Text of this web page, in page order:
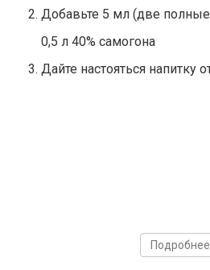
Добавьте 5 мл (две
0,5 л 40% самогона
Дайте настояться напитку
Подробнее